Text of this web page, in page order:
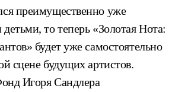
преимущественно уже
то теперь «Золотая Нота:
будет уже самостоятельно
сцене будущих артистов.
Игоря Сандлера